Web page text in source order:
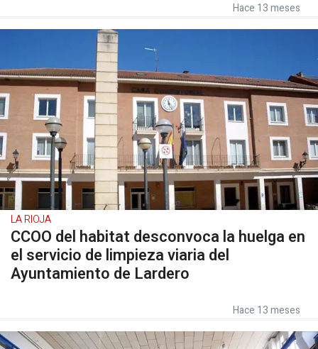
Hace 13 meses
LA RIOJA
CCOO del habitat desconvoca la huelga en
el servicio de limpieza viaria del
Ayuntamiento de Lardero
Hace 13 meses